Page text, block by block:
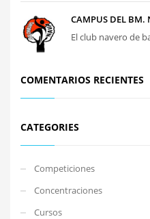
CAMPUS DEL BM.
El club navero de
COMENTARIOS RECIENTES
CATEGORIES
Competiciones
Concentraciones
Cursos